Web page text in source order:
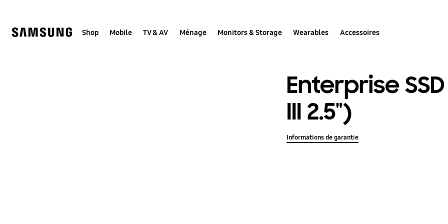
Shop Mobile TV & AV Ménage Monitors & Storage Wearables Accessoires
Enterprise SSD
III 2.5")
Informations de garantie